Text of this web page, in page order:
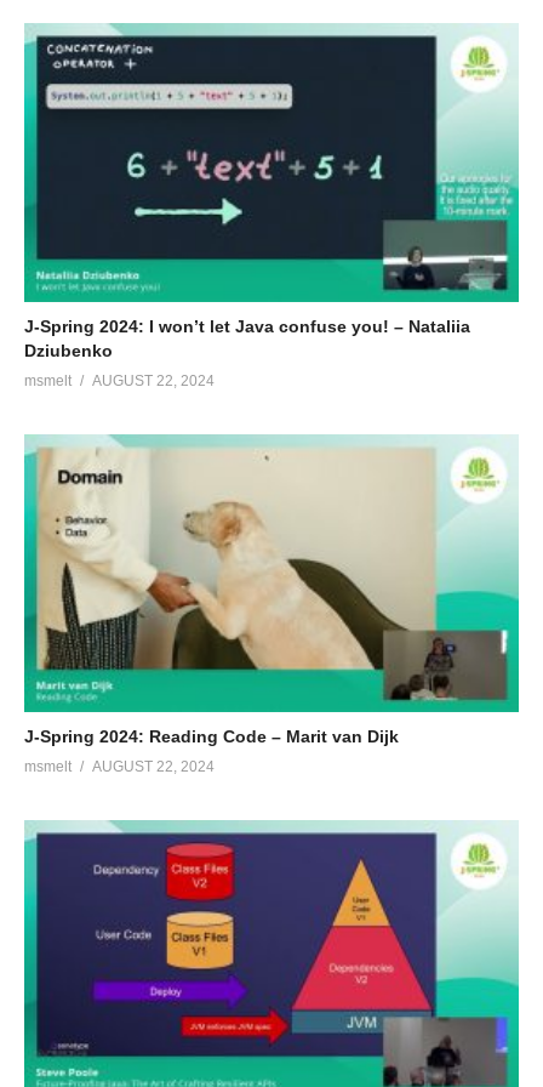
Bio van Peter Hendriks
fun and challenging projects. Technology enthousiast that loves
to work with other hackers, to create great software, and to
share fun and interesting things to know about software
(Visited 124 times, 1 visits today)
J-Spring 2024: I won’t let Java confuse you! – Nataliia
Dziubenko
msmelt AUGUST 22, 2024
J-Spring 2024: Reading Code – Marit van Dijk
msmelt AUGUST 22, 2024